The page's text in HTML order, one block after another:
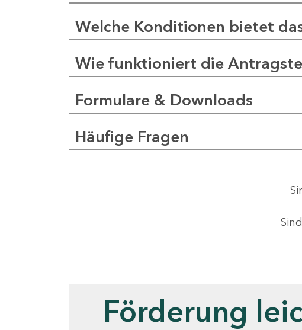
Welche Konditionen bietet
Wie funktioniert die
Formulare & Downloads
Häufige Fragen
Förderung